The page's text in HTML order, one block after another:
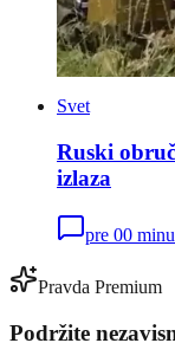
Svet
Ruski
izlaza
pre 00
Pravda Premium
Podržite